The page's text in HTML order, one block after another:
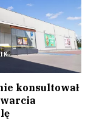
konsultował